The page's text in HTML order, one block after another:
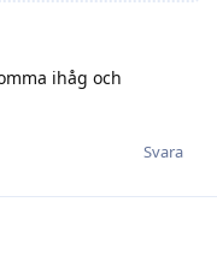
ihåg och
Svara